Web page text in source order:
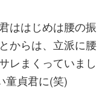
ははじめは腰の振
からは、立派に腰
レまくっていまし
童貞君に(笑)